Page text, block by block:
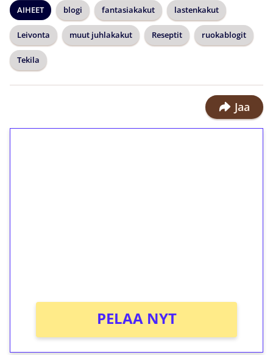
AIHEET blogi fantasiakakut lastenkakut
Leivonta muut juhlakakut Reseptit ruokablogit
Tekila
Jaa
PELAA NYT